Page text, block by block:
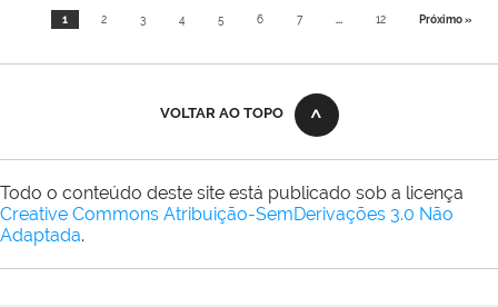
1 2 3 4 5 6 7 ... 12 Próximo »
VOLTAR AO TOPO
Todo o conteúdo deste site está publicado sob a licença
Creative Commons Atribuição-SemDerivações 3.0 Não
Adaptada.